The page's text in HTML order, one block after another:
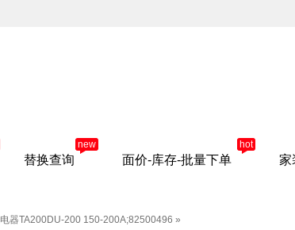
替换查询
new
面价-库存-批量下单
hot
家
器TA200DU-200 150-200A;82500496 »